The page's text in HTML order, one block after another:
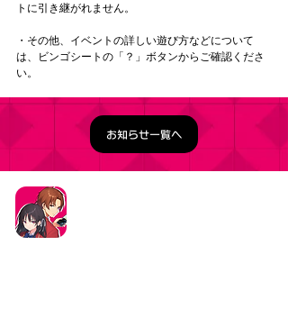
トに引き継がれません。
・その他、イベントの詳しい遊び方などについて
は、ビンゴシートの「？」ボタンからご確認くださ
い。
お知らせ一覧へ